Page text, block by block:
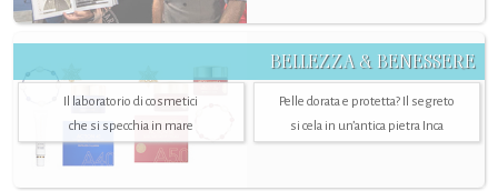
BELLEZZA & BENESSERE
Il laboratorio di cosmetici
che si specchia in mare
Pelle dorata e protetta? Il segreto
si cela in un’antica pietra Inca